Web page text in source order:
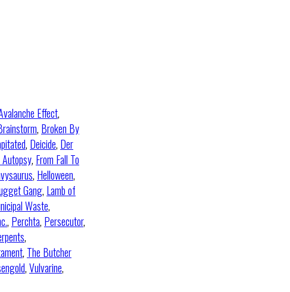
Effect,
, Broken By
, Deicide, Der
, From Fall To
, Helloween,
Gang, Lamb of
Waste,
, Perchta, Persecutor,
,
, The Butcher
,Vulvarine,